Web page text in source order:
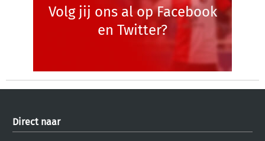
Volg jij ons al op Facebook
en Twitter?
Direct naar